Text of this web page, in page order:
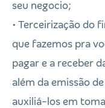
seu negocio;
• Terceirização do
que fazemos pra
pagar e a receber
além da emissão
auxiliá-los em